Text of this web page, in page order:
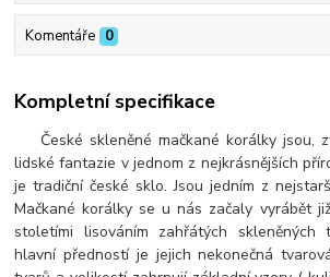
Komentáře 0
Kompletní specifikace
České skleněné mačkané korálky jsou,
lidské fantazie v jednom z nejkrásnějších
je tradiční české sklo. Jsou jedním z
Mačkané korálky se u nás začaly vyrábět
stoletími lisováním zahřátých skleněných
hlavní předností je jejich nekonečná